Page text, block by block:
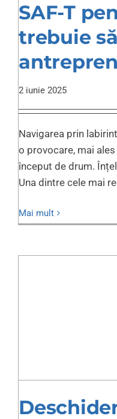
SAF-T
trebuie
2 iunie 2025
Navigarea prin
o provocare, mai
început de drum.
Una dintre cele mai
Mai mult